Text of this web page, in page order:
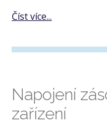
Číst více...
Napojení
zařízení